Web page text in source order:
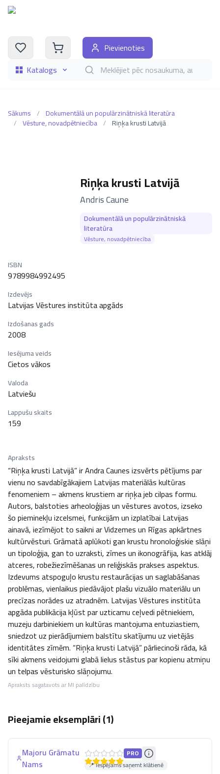
Katalogs Meklēt grāmatas pēc nosaukuma, autora,
Pievienoties
Sākums / Dokumentālā un populārzinātniskā literatūra
/ Vēsture, novadpētniecība / Riņķa krusti Latvijā
Riņķa krusti Latvijā
–
Andris Caune
Dokumentālā un populārzinātniskā
literatūra
Vēsture, novadpētniecība
ISBN
9789984992495
Izdevējs
Latvijas Vēstures institūta apgāds
Izdošanas gads
2008
Iesējuma veids
Cietos vākos
Valoda
Latviešu
Lappušu skaits
159
Apraksts
“Riņķa krusti Latvijā” ir Andra Caunes izsvērts pētījums par
vienu no savdabīgākajiem Latvijas materiālās kultūras
fenomeniem – akmens krustiem ar riņķa jeb cilpas formu.
Autors, balstoties arheoloģijas un vēstures avotos, izseko
šo pieminekļu izcelsmei, funkcijām un izplatībai Latvijas
ainavā, iezīmējot to saikni ar Vidzemes un Rīgas apkārtnes
kultūrvēsturi. Grāmatā aplūkoti gan krustu hronoloģiskie slāņi
un tipoloģija, gan to uzraksti, zīmes un ikonogrāfija, kas atklāj
atceres, robežiezīmēšanas un reliģiskās prakses aspektus.
Izdevums atspoguļo krustu restaurācijas un saglabāšanas
problēmas, vienlaikus piedāvājot plašu vizuālo materiālu un
precīzas norādes uz atradnēm. Latvijas Vēstures institūta
apgāda publikācija kļūst par uzticamu ceļvedi pētniekiem,
muzeju darbiniekiem un kultūras mantojuma entuziastiem,
sniedzot uz pierādījumiem balstītu skatījumu uz vietējās
identitātes zīmēm. “Riņķa krusti Latvijā” pārliecinoši rāda, kā
sīki akmens veidojumi glabā lielus stāstus par kopienu atmiņu
un telpas vēsturisko slāņojumu.
Apraksts sagatavots ar MI palīdzību
Pieejamie eksemplāri (1)
Majoru Grāmatu
Nams
PRO
📍 Iespējams saņemt klātienē